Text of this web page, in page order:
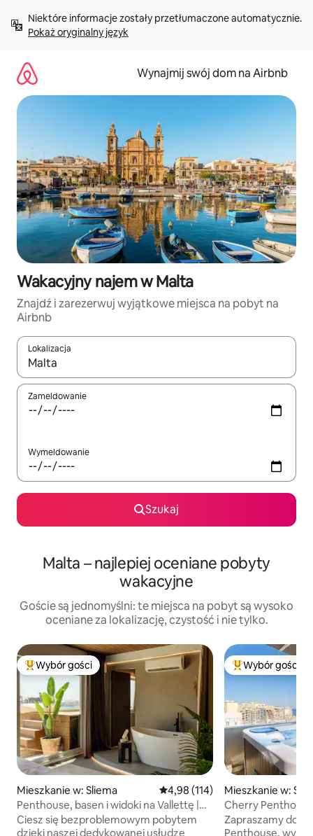
treści Pokaż oryginalny język
Wynajmij swój dom na Airbnb
Wakacyjny najem w Malta
Znajdź i zarezerwuj wyjątkowe miejsca na pobyt na
Airbnb
Lokalizacja
Gdy wyniki będą dostępne, możesz poruszać się po nich za
Zameldowanie
Wymeldowanie
Szukaj
Malta – najlepiej oceniane pobyty
wakacyjne
Goście są jednomyślni: te miejsca na pobyt są wysoko
oceniane za lokalizację, czystość i nie tylko.
Najpopularniejsze z kategorii Wybór gości
Wybór gości
Mieszkanie w: Sliema Średnia ocena: 4,98 na 5, liczba
4,98 (114)
Penthouse, basen i widoki na Vallettę |
ROP by Homega
Ciesz się bezproblemowym pobytem
dzięki naszej dedykowanej usłudze
Wybór gości
Mieszkanie w: St.
Cherry
Zapraszamy do
Penthouse,